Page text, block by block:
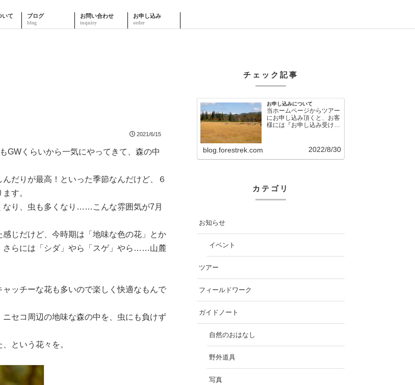
いて ブログ お問い合わせ お申し込み
2021/6/15
GWくらいから一気にやってきて、森の中
だりが最高！といった季節なんだけど、６
す。
なり、虫も多くなり……こんな雰囲気が7月
じだけど、今時期は「地味な色の花」とか
さらには「シダ」やら「スゲ」やら……山麓
ッチーな花も多いので楽しく快適なもんで
セコ周辺の地味な森の中を、虫にも負けず
という花々を。
チェック記事
お申し込みについて
当ホームページからツアー
にお申し込み頂くと、お客
様には『お申し込み受け付
blog.forestrek.com 2022/8/30
カテゴリ
お知らせ
イベント
ツアー
フィールドワーク
ガイドノート
自然のおはなし
野外道具
写真